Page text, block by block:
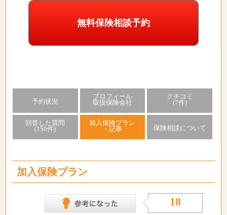
無料保険相談予約
予約状況
プロフィール
取扱保険会社
クチコミ
(7件)
回答した質問
(150件)
加入保険プラン
・記事
保険相談について
加入保険プラン
18